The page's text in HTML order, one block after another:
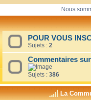
Nous
POUR VOUS
Sujets : 2
Commentaires
Sujets : 386
La